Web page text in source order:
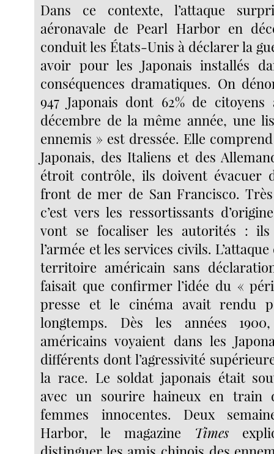
Dans ce contexte, l’attaque
aéronavale de Pearl Harbor en
conduit les États-Unis à déclarer la
avoir pour les Japonais installés
conséquences dramatiques. On
947 Japonais dont 62% de citoyens
décembre de la même année, une
ennemis » est dressée. Elle
Japonais, des Italiens et des
étroit contrôle, ils doivent évacuer
front de mer de San Francisco.
c’est vers les ressortissants
vont se focaliser les autorités :
l’armée et les services civils.
territoire américain sans
faisait que confirmer l’idée du «
presse et le cinéma avait rendu
longtemps. Dès les années
américains voyaient dans les
différents dont l’agressivité
la race. Le soldat japonais était
avec un sourire haineux en train
femmes innocentes. Deux
Harbor, le magazine Times